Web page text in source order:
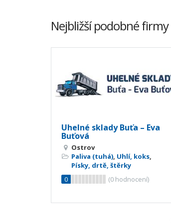
Nejbližší podobné firmy
Uhelné sklady Buťa – Eva
Buťová
Ostrov
Paliva (tuhá), Uhlí, koks,
Písky, drtě, štěrky
0
(0 hodnocení)